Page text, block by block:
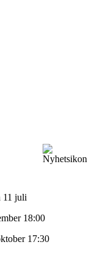
11 juli
18:00
17:30